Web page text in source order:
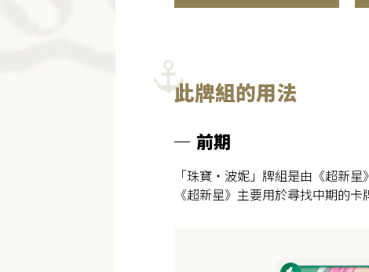
此牌組的用法
前期
「珠寶・波妮」牌組是由《超新
《超新星》主要用於尋找中期的